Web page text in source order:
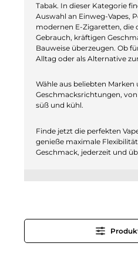
Tabak. In dieser Kategorie
Auswahl an Einweg-Vapes,
modernen E-Zigaretten, die
Gebrauch, kräftigen
Bauweise überzeugen. Ob
Alltag oder als Alternative
Wähle aus beliebten Marken
Geschmacksrichtungen,
süß und kühl.
Finde jetzt die perfekten
genieße maximale
Geschmack, jederzeit und